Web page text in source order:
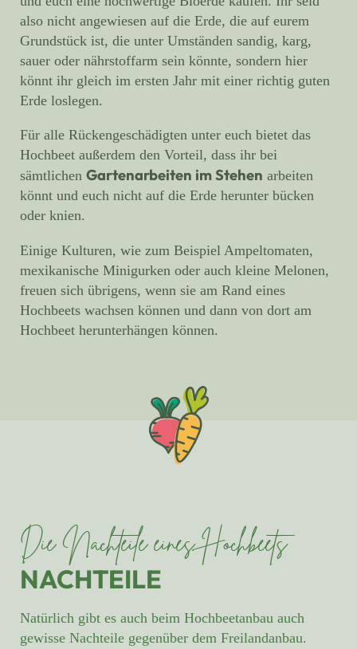
also nicht angewiesen auf die Erde, die auf eurem
Grundstück ist, die unter Umständen sandig, karg,
sauer oder nährstoffarm sein könnte, sondern hier
könnt ihr gleich im ersten Jahr mit einer richtig guten
Erde loslegen.
Für alle Rückengeschädigten unter euch bietet das
Hochbeet außerdem den Vorteil, dass ihr bei
sämtlichen Gartenarbeiten im Stehen arbeiten
könnt und euch nicht auf die Erde herunter bücken
oder knien.
Einige Kulturen, wie zum Beispiel Ampeltomaten,
mexikanische Minigurken oder auch kleine Melonen,
freuen sich übrigens, wenn sie am Rand eines
Hochbeets wachsen können und dann von dort am
Hochbeet herunterhängen können.
Die Nachteile eines Hochbeets
NACHTEILE
Natürlich gibt es auch beim Hochbeetanbau auch
gewisse Nachteile gegenüber dem Freilandanbau.